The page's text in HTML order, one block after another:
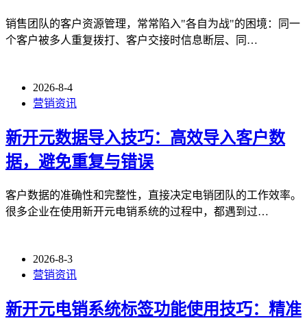
销售团队的客户资源管理，常常陷入"各自为战"的困境：同一
个客户被多人重复拨打、客户交接时信息断层、同…
2026-8-4
营销资讯
新开元数据导入技巧：高效导入客户数
据，避免重复与错误
客户数据的准确性和完整性，直接决定电销团队的工作效率。
很多企业在使用新开元电销系统的过程中，都遇到过…
2026-8-3
营销资讯
新开元电销系统标签功能使用技巧：精准